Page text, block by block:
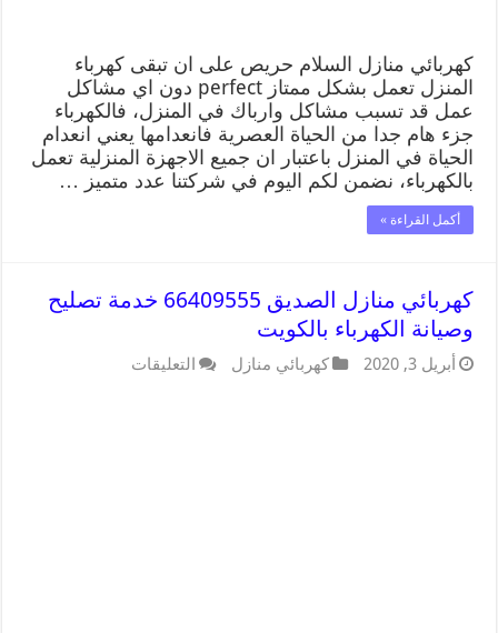
كهربائي منازل السلام حريص على ان تبقى كهرباء
المنزل تعمل بشكل ممتاز perfect دون اي مشاكل
عمل قد تسبب مشاكل وارباك في المنزل، فالكهرباء
جزء هام جدا من الحياة العصرية فانعدامها يعني انعدام
الحياة في المنزل باعتبار ان جميع الاجهزة المنزلية تعمل
بالكهرباء، نضمن لكم اليوم في شركتنا عدد متميز …
أكمل القراءة »
كهربائي منازل الصديق 66409555 خدمة تصليح
وصيانة الكهرباء بالكويت
أبريل 3, 2020 كهربائي منازل التعليقات